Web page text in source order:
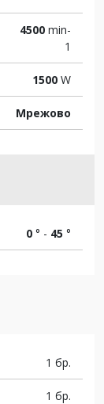
4500 min-
1
1500 W
Мрежово
0 ° - 45 °
1 бр.
1 бр.